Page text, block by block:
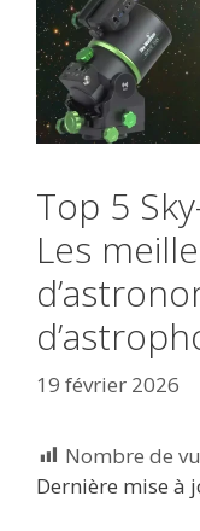
Top 5
Les
19 février 2026
Nombre de
Dernière mise à